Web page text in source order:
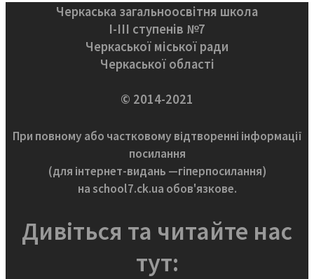
Черкаська загальноосвітня школа
І-ІІІ ступенів №7
Черкаської міської ради
Черкаської області
© 2014-2021
При повному або частковому відтворенні інформації
посилання
(для інтернет-видань —гіперпосилання)
на school7.ck.ua обов'язкове.
Дивіться та читайте нас
тут: